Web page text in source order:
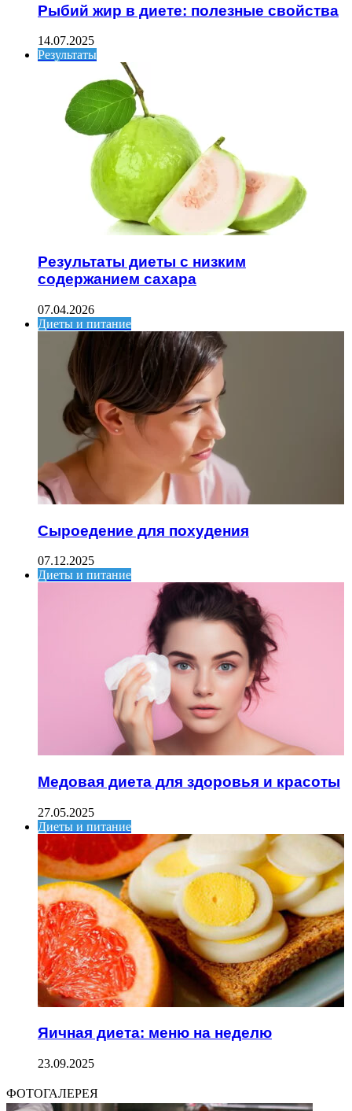
Рыбий жир в диете: полезные свойства
14.07.2025
Результаты
Результаты диеты с низким
содержанием сахара
07.04.2026
Диеты и питание
Сыроедение для похудения
07.12.2025
Диеты и питание
Медовая диета для здоровья и красоты
27.05.2025
Диеты и питание
Яичная диета: меню на неделю
23.09.2025
ФОТОГАЛЕРЕЯ